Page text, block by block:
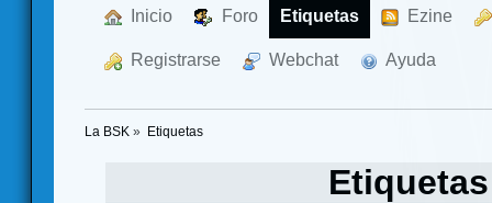
Inicio Foro Etiquetas Ezine
Registrarse Webchat Ayuda
La BSK » Etiquetas